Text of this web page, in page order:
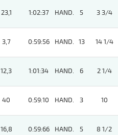
23,1 1:02:37 HAND. 5 3 3/4
3,7 0:59:56 HAND. 13 14 1/4
12,3 1:01:34 HAND. 6 2 1/4
40 0:59:10 HAND. 3 10
16,8 0:59:66 HAND. 5 8 1/2